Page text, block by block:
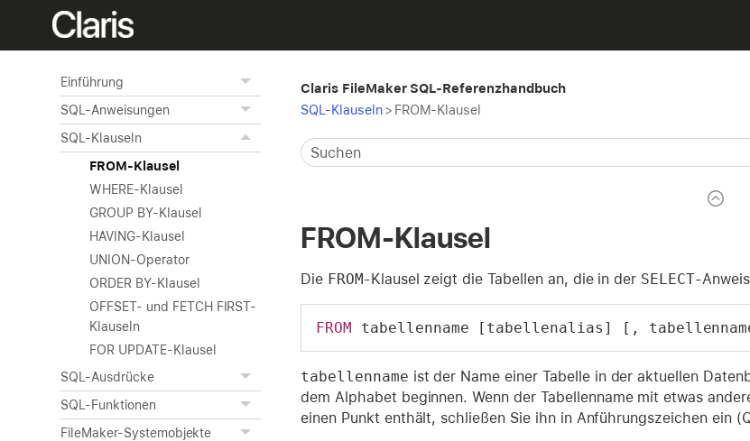
Einführung
SQL-Anweisungen
SQL-Klauseln
FROM-Klausel
WHERE-Klausel
GROUP BY-Klausel
HAVING-Klausel
UNION-Operator
ORDER BY-Klausel
OFFSET- und FETCH FIRST-
Klauseln
FOR UPDATE-Klausel
SQL-Ausdrücke
SQL-Funktionen
FileMaker-Systemobjekte
Claris FileMaker SQL-Referenzhandbuch
SQL-Klauseln> FROM-Klausel
FROM-Klausel
Die FROM-Klausel zeigt die Tabellen an, die in der SELECT-
FROM tabellenname [tabellenalias] [,
tabellenname ist der Name einer Tabelle in der aktuellen
dem Alphabet beginnen. Wenn der Tabellenname mit etwas
einen Punkt enthält, schließen Sie ihn in Anführungszeichen ein